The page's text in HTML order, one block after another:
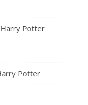
Harry Potter
Potter